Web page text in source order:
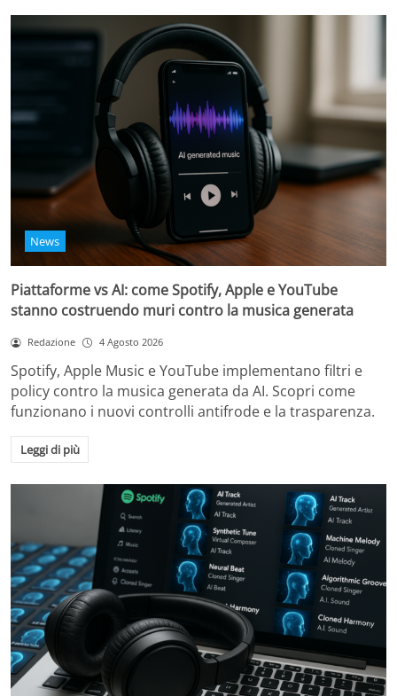
News
Piattaforme vs AI: come Spotify, Apple e YouTube
stanno costruendo muri contro la musica generata
Redazione 4 Agosto 2026
Spotify, Apple Music e YouTube implementano filtri e
policy contro la musica generata da AI. Scopri come
funzionano i nuovi controlli antifrode e la trasparenza.
Leggi di più